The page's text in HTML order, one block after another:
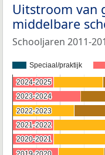
Uitstroom van
middelbare
Schooljaren 2011-
Speciaal/praktijk
2024-2025
2024-2025
2023-2024
2023-2024
2022-2023
2022-2023
2021-2022
2021-2022
2020-2021
2020-2021